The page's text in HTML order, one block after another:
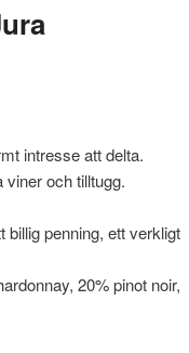
intresse att delta.
och tilltugg.
billig penning, ett verkligt
20% pinot noir,